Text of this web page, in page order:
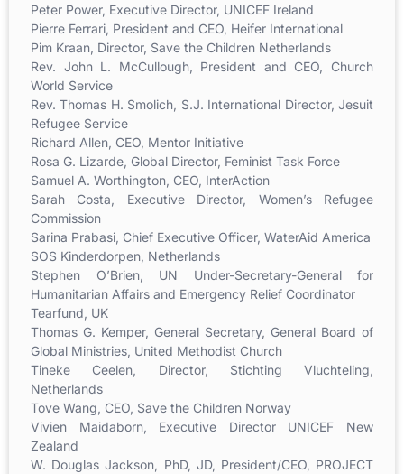
Peter Power, Executive Director, UNICEF Ireland
Pierre Ferrari, President and CEO, Heifer International
Pim Kraan, Director, Save the Children Netherlands
Rev. John L. McCullough, President and CEO, Church
World Service
Rev. Thomas H. Smolich, S.J. International Director, Jesuit
Refugee Service
Richard Allen, CEO, Mentor Initiative
Rosa G. Lizarde, Global Director, Feminist Task Force
Samuel A. Worthington, CEO, InterAction
Sarah Costa, Executive Director, Women’s Refugee
Commission
Sarina Prabasi, Chief Executive Officer, WaterAid America
SOS Kinderdorpen, Netherlands
Stephen O’Brien, UN Under-Secretary-General for
Humanitarian Affairs and Emergency Relief Coordinator
Tearfund, UK
Thomas G. Kemper, General Secretary, General Board of
Global Ministries, United Methodist Church
Tineke Ceelen, Director, Stichting Vluchteling,
Netherlands
Tove Wang, CEO, Save the Children Norway
Vivien Maidaborn, Executive Director UNICEF New
Zealand
W. Douglas Jackson, PhD, JD, President/CEO, PROJECT